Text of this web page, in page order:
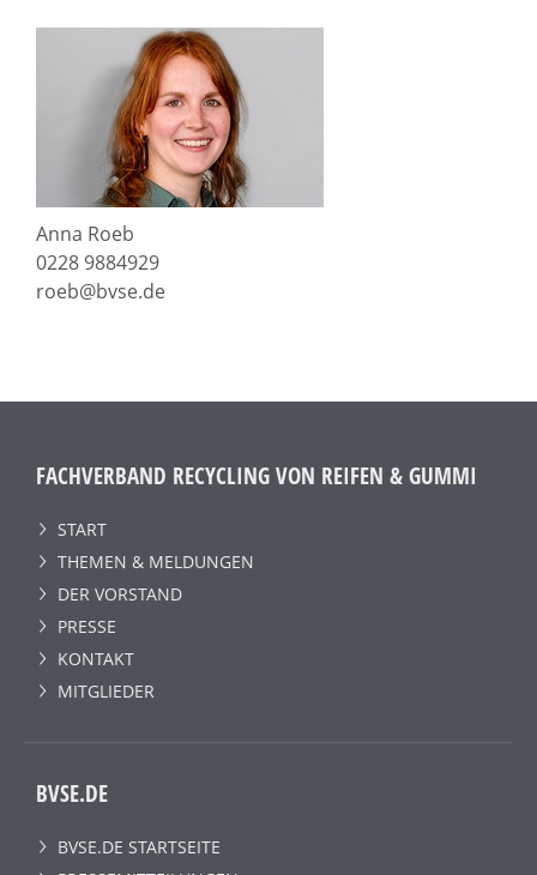
Anna Roeb
0228 9884929
roeb@bvse.de
FACHVERBAND RECYCLING VON REIFEN & GUMMI
START
THEMEN & MELDUNGEN
DER VORSTAND
PRESSE
KONTAKT
MITGLIEDER
BVSE.DE
BVSE.DE STARTSEITE